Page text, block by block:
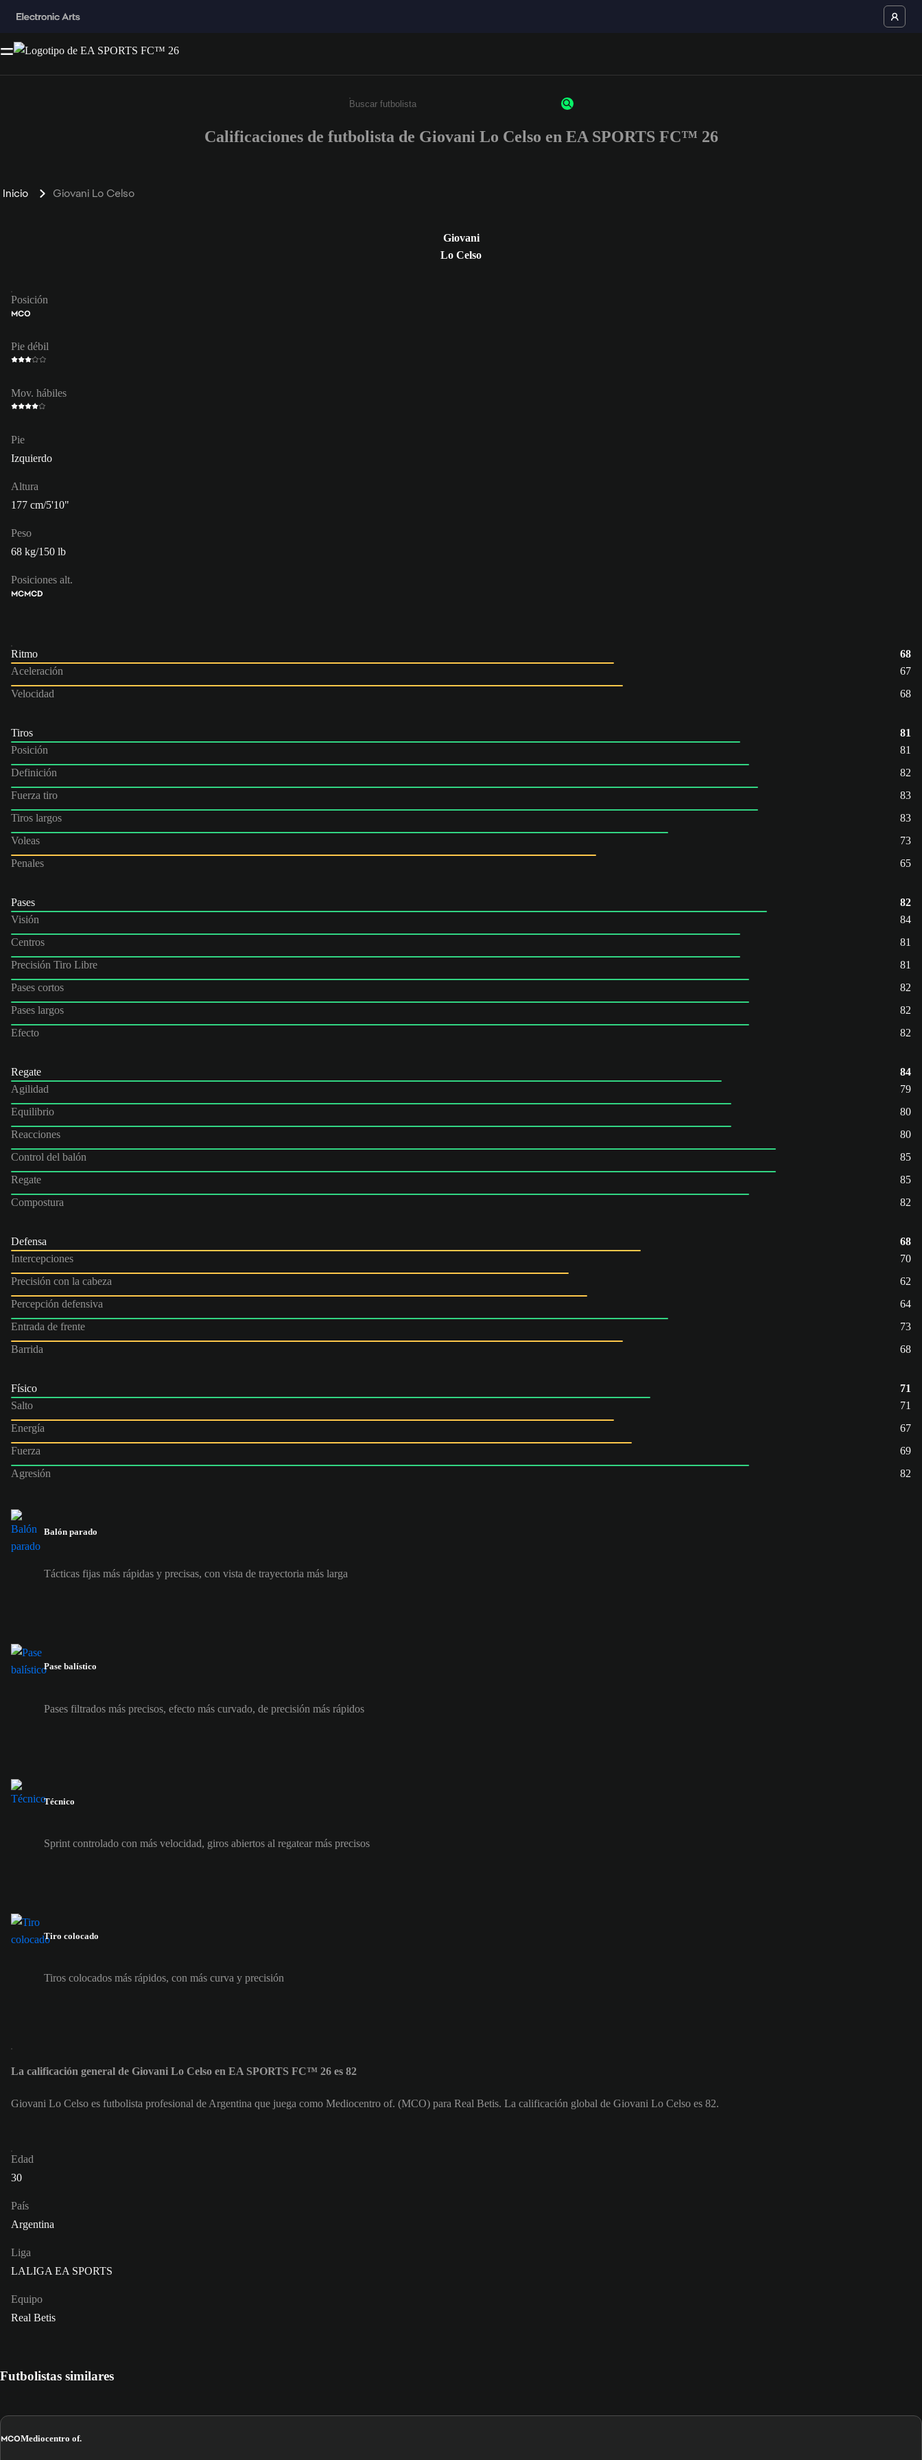
Ingresa un mínimo de 3 caracteres o números
Calificaciones de futbolista de Giovani Lo Celso en EA SPORTS FC™ 26
Inicio Giovani Lo Celso
Giovani
Lo Celso
Posición
MCO
Pie débil
Mov. hábiles
Pie
Izquierdo
Altura
177 cm/5'10"
Peso
68 kg/150 lb
Posiciones alt.
MCMCD
Ritmo
68
Aceleración
67
Velocidad
68
Tiros
81
Posición
81
Definición
82
Fuerza tiro
83
Tiros largos
83
Voleas
73
Penales
65
Pases
82
Visión
84
Centros
81
Precisión Tiro Libre
81
Pases cortos
82
Pases largos
82
Efecto
82
Regate
84
Agilidad
79
Equilibrio
80
Reacciones
80
Control del balón
85
Regate
85
Compostura
82
Defensa
68
Intercepciones
70
Precisión con la cabeza
62
Percepción defensiva
64
Entrada de frente
73
Barrida
68
Físico
71
Salto
71
Energía
67
Fuerza
69
Agresión
82
Balón parado
Tácticas fijas más rápidas y precisas, con vista de trayectoria más larga
Pase balístico
Pases filtrados más precisos, efecto más curvado, de precisión más rápidos
Técnico
Sprint controlado con más velocidad, giros abiertos al regatear más precisos
Tiro colocado
Tiros colocados más rápidos, con más curva y precisión
La calificación general de Giovani Lo Celso en EA SPORTS FC™ 26 es 82
Giovani Lo Celso es futbolista profesional de Argentina que juega como Mediocentro of. (MCO) para Real Betis. La calificación global de Giovani Lo Celso es 82.
Edad
30
País
Argentina
Liga
LALIGA EA SPORTS
Equipo
Real Betis
Futbolistas similares
MCOMediocentro of.